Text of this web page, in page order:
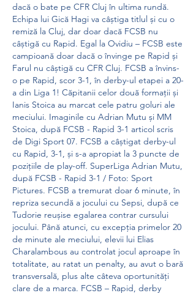
dacă o bate pe CFR Cluj în ultima rundă.
Echipa lui Gică Hagi va câștiga titlul și cu o
remiză la Cluj, dar doar dacă FCSB nu
câștigă cu Rapid. Egal la Ovidiu – FCSB este
campioană doar dacă o învinge pe Rapid și
Farul nu câștigă cu CFR Cluj. FCSB a învins-
o pe Rapid, scor 3-1, în derby-ul etapei a 20-
a din Liga 1! Căpitanii celor două formații și
Ianis Stoica au marcat cele patru goluri ale
meciului. Imaginile cu Adrian Mutu și MM
Stoica, după FCSB - Rapid 3-1 articol scris
de Digi Sport 07. FCSB a câștigat derby-ul
cu Rapid, 3-1, și s-a apropiat la 3 puncte de
pozițiile de play-off. SuperLiga Adrian Mutu,
după FCSB - Rapid 3-1 / Foto: Sport
Pictures. FCSB a tremurat doar 6 minute, în
repriza secundă a jocului cu Sepsi, după ce
Tudorie reușise egalarea contrar cursului
jocului. Până atunci, cu excepția primelor 20
de minute ale meciului, elevii lui Elias
Charalambous au controlat jocul aproape în
totalitate, au ratat un penalty, au avut o bară
transversală, plus alte câteva oportunități
clare de a marca. FCSB – Rapid, derby